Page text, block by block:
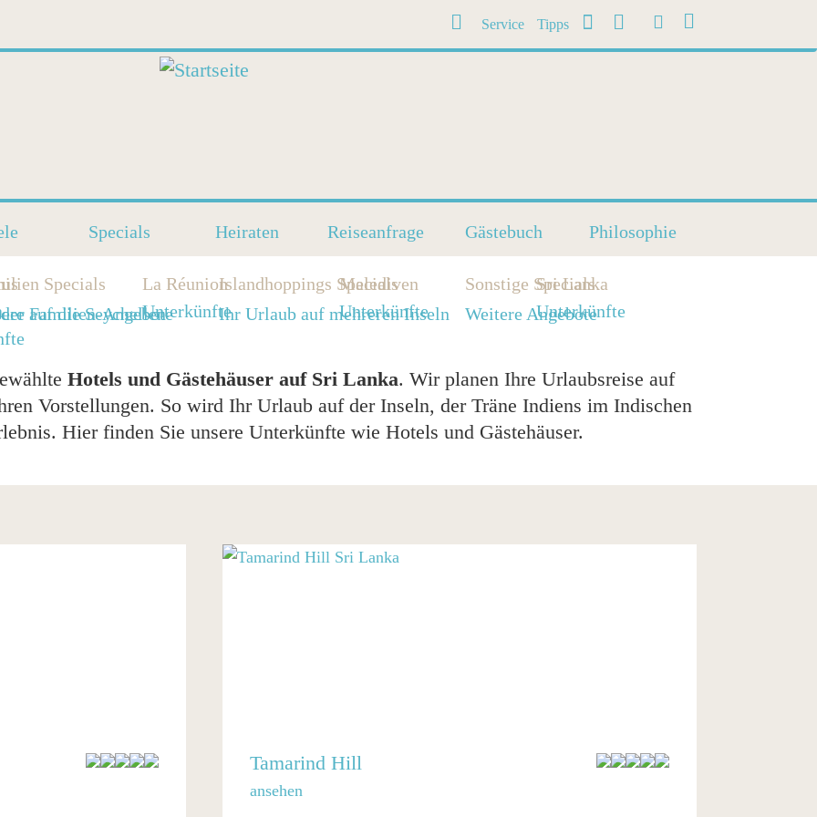
Suche
Suche
Suche
Home
Service Tipps Kontakt
La Réunion
Unterkünfte
Malediven
Unterkünfte
Sri Lanka
Unterkünfte
Specials
auf die Seychellen
Specials
Familien-Angebote
Islandhoppings Specials
Ihr Urlaub auf mehreren Inseln
Sonstige Specials
Weitere Angebote
Heiraten Reiseanfrage Gästebuch Philosophie
Hotels und Gästehäuser auf Sri Lanka. Wir planen Ihre Urlaubsreise auf
Vorstellungen. So wird Ihr Urlaub auf der Inseln, der Träne Indiens im Indischen
Hier finden Sie unsere Unterkünfte wie Hotels und Gästehäuser.
Tamarind Hill
ansehen